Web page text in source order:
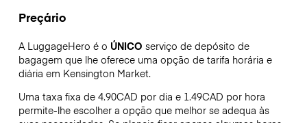
Preçário
A LuggageHero é o ÚNICO serviço de depósito de
bagagem que lhe oferece uma opção de tarifa horária e
diária em Kensington Market.
Uma taxa fixa de 4.90CAD por dia e 1.49CAD por hora
permite-lhe escolher a opção que melhor se adequa às